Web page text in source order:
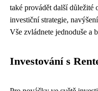
také provádět další důležité
investiční strategie,
Vše zvládnete jednoduše a
Investování s